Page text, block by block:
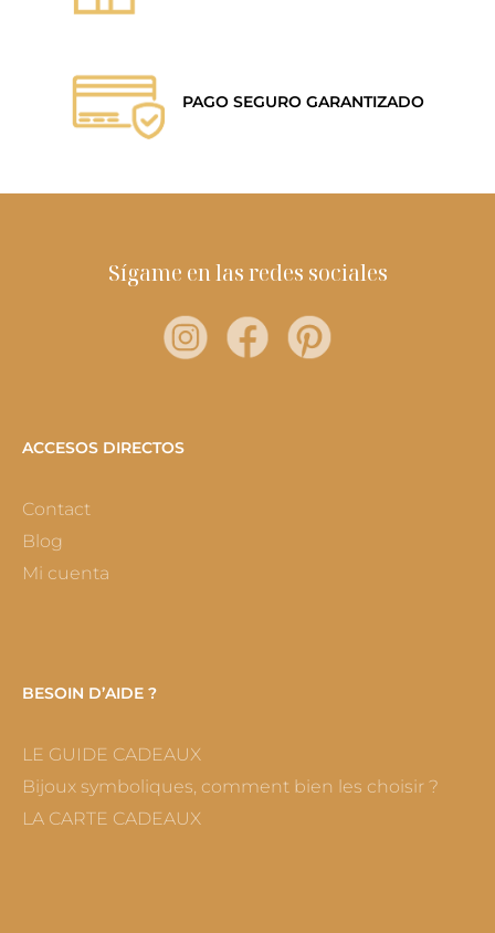
PAGO SEGURO GARANTIZADO
Sígame en las redes sociales
ACCESOS DIRECTOS
Contact
Blog
Mi cuenta
BESOIN D’AIDE ?
LE GUIDE CADEAUX
Bijoux symboliques, comment bien les choisir ?
LA CARTE CADEAUX